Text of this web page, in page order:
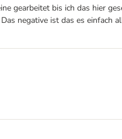
gearbeitet bis ich das hier
negative ist das es